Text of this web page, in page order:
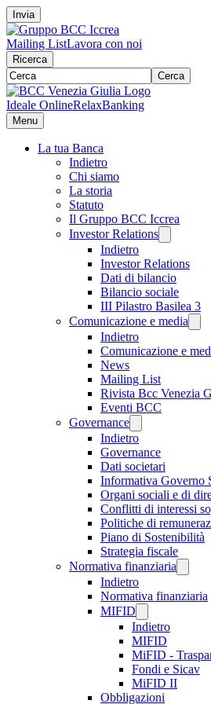
Invia
Mailing ListLavora con noi
Ricerca
Cerca
Ideale OnlineRelaxBanking
Menu
La tua Banca
Indietro
Chi siamo
La storia
Statuto
Il Gruppo BCC Iccrea
Investor Relations
Indietro
Investor Relations
Dati di bilancio
Bilancio sociale
III Pilastro Basilea 3
Comunicazione e media
Indietro
Comunicazione e
News
Mailing List
Rivista Bcc Venezia
Eventi BCC
Governance
Indietro
Governance
Dati societari
Informativa Governo
Organi sociali e di
Conflitti di interessi
Politiche di
Piano di Sostenibilità
Strategia fiscale
Normativa finanziaria
Indietro
Normativa finanziaria
MIFID
Indietro
MIFID
MiFID -
Fondi e Sicav
MiFID II
Obbligazioni